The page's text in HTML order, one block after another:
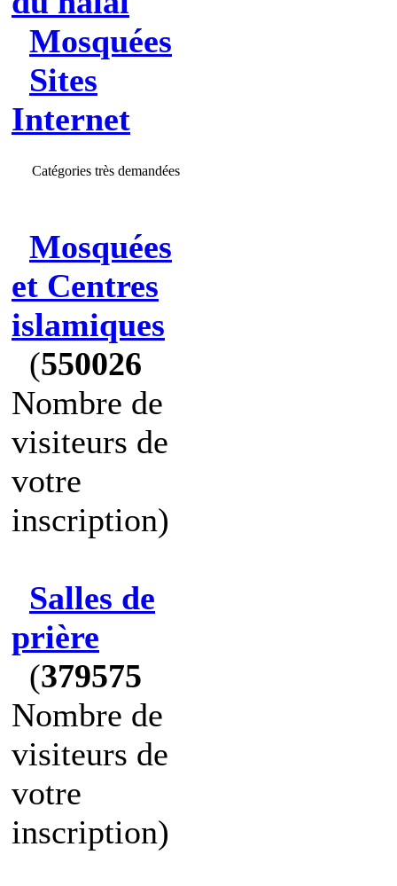
Mosquées
Sites
Internet
Catégories très demandées
Mosquées
et Centres
islamiques
(550026
Nombre de
visiteurs de
votre
inscription)
Salles de
prière
(379575
Nombre de
visiteurs de
votre
inscription)